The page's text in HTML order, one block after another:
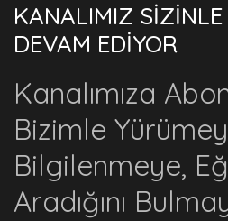
KANALIMIZ SİZİNLE
DEVAM EDİYOR
Kanalımıza
Bizimle
Bilgilenmeye,
Aradığını